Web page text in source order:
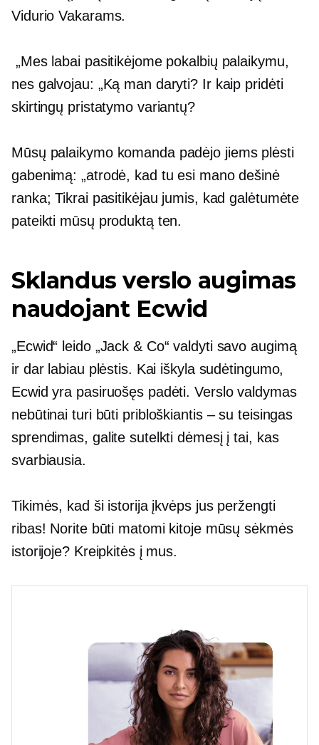
Vidurio Vakarams.
„Mes labai pasitikėjome pokalbių palaikymu,
nes galvojau: „Ką man daryti? Ir kaip pridėti
skirtingų pristatymo variantų?
Mūsų palaikymo komanda padėjo jiems plėsti
gabenimą: „atrodė, kad tu esi mano dešinė
ranka; Tikrai pasitikėjau jumis, kad galėtumėte
pateikti mūsų produktą ten.
Sklandus verslo augimas
naudojant Ecwid
„Ecwid“ leido „Jack & Co“ valdyti savo augimą
ir dar labiau plėstis. Kai iškyla sudėtingumo,
Ecwid yra pasiruošęs padėti. Verslo valdymas
nebūtinai turi būti pribloškiantis – su teisingas
sprendimas, galite sutelkti dėmesį į tai, kas
svarbiausia.
Tikimės, kad ši istorija įkvėps jus peržengti
ribas! Norite būti matomi kitoje mūsų sėkmės
istorijoje? Kreipkitės į mus.